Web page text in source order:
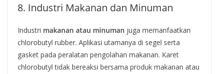
8. Industri Makanan dan Minuman
Industri makanan atau minuman juga memanfaatkan
chlorobutyl rubber. Aplikasi utamanya di segel serta
gasket pada peralatan pengolahan makanan. Karet
chlorobutyl tidak bereaksi bersama produk makanan atau